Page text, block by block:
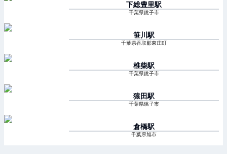
下総豊里駅
千葉県銚子市
笹川 駅
千葉県香取郡東庄町
椎柴駅
千葉県銚子市
猿田駅
千葉県銚子市
倉橋駅
千葉県旭市